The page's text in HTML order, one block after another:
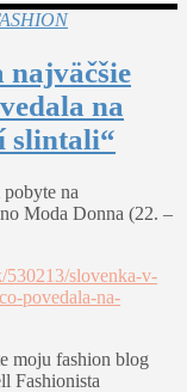
najväčšie
na
slintali“
na
Moda Donna (22. –
530213/slovenka-v-
povedala-na-
moju fashion blog
Fashionista